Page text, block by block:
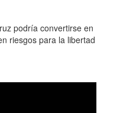
podría convertirse en
riesgos para la libertad